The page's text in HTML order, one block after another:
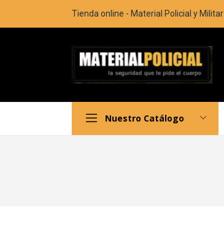
Tienda online - Material Policial y Militar
Nuestro Catálogo